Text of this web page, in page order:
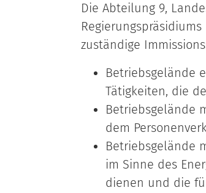
Die Abteilung 9,
zuständige
Betriebsgelände
Tätigkeiten, die
Betriebsgelände
dem
Betriebsgelände
im Sinne des
dienen und die